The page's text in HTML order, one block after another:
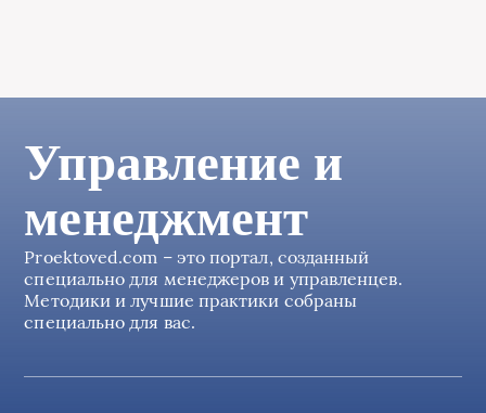
Управление и
менеджмент
Proektoved.com – это портал, созданный
специально для менеджеров и управленцев.
Методики и лучшие практики собраны
специально для вас.